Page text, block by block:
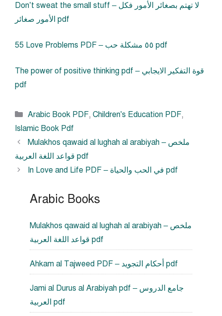
Don’t sweat the small stuff – لا تهتم بصغائر الأمور فكل
الأمور صغائر pdf
55 Love Problems PDF – ٥٥ مشكلة حب pdf
The power of positive thinking pdf – قوة التفكير الايجابي
pdf
Categories
Arabic Book PDF, Children's Education PDF,
Islamic Book Pdf
Mulakhos qawaid al lughah al arabiyah – ملخص
قواعد اللغة العربية pdf
In Love and Life PDF – في الحب والحياة pdf
Arabic Books
Mulakhos qawaid al lughah al arabiyah – ملخص
قواعد اللغة العربية pdf
Ahkam al Tajweed PDF – أحكام التجويد pdf
Jami al Durus al Arabiyah pdf – جامع الدروس
العربية pdf